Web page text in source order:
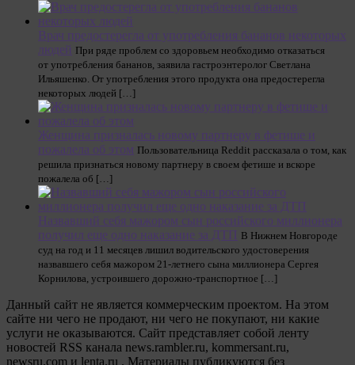
Врач предостерегла от употребления бананов некоторых
людей При ряде проблем со здоровьем необходимо отказаться
от употребления бананов, заявила гастроэнтеролог Светлана
Ильяшенко. От употребления этого продукта она предостерегла
некоторых людей […]
Женщина призналась новому партнеру в фетише и
пожалела об этом Пользовательница Reddit рассказала о том, как
решила признаться новому партнеру в своем фетише и вскоре
пожалела об […]
Назвавший себя мажором сын российского миллионера
получил еще одно наказание за ДТП В Нижнем Новгороде
суд на год и 11 месяцев лишил водительского удостоверения
назвавшего себя мажором 21-летнего сына миллионера Сергея
Корнилова, устроившего дорожно-транспортное […]
Данный сайт не является коммерческим проектом. На этом
сайте ни чего не продают, ни чего не покупают, ни какие
услуги не оказываются. Сайт представляет собой ленту
новостей RSS канала news.rambler.ru, kommersant.ru,
newsru.com и lenta.ru . Материалы публикуются без